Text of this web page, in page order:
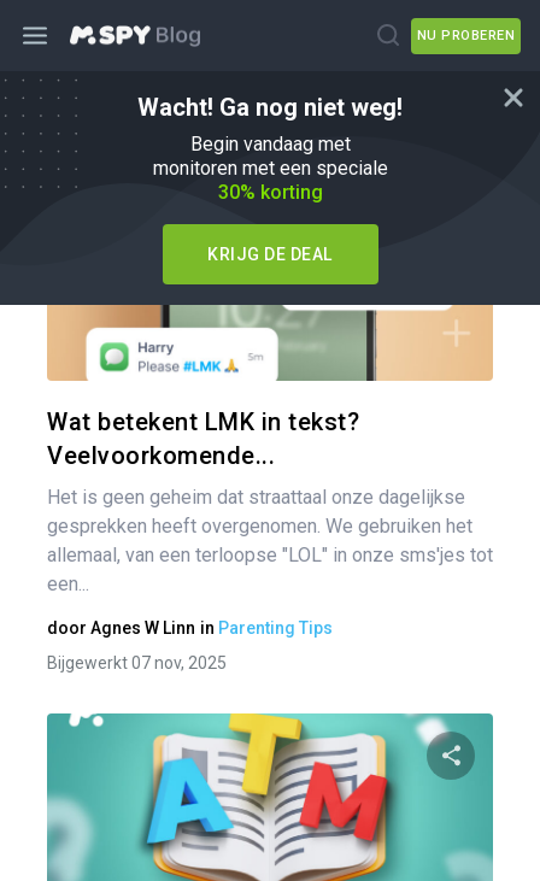
NU PROBEREN
Wacht! Ga nog niet weg!
Begin vandaag met
monitoren met een speciale
30% korting
KRIJG DE DEAL
Tips voor ouders
Wat betekent LMK in tekst?
Veelvoorkomende...
Het is geen geheim dat straattaal onze dagelijkse
gesprekken heeft overgenomen. We gebruiken het
allemaal, van een terloopse "LOL" in onze sms'jes tot
een...
door Agnes W Linn in Parenting Tips
Bijgewerkt 07 nov, 2025